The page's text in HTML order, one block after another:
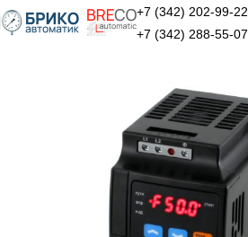
+7 (342) 202-99-22
+7 (342) 288-55-07